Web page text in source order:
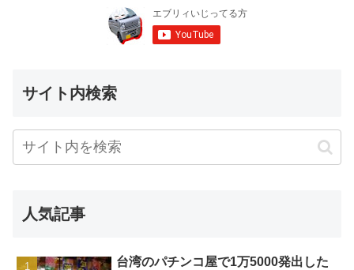
サイト内検索
人気記事
台湾のパチンコ屋で1万5000発出した